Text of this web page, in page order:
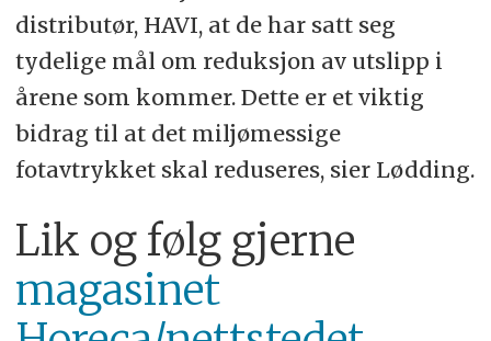
distributør, HAVI, at de har satt seg
tydelige mål om reduksjon av utslipp i
årene som kommer. Dette er et viktig
bidrag til at det miljømessige
fotavtrykket skal reduseres, sier Lødding.
Lik og følg gjerne
magasinet